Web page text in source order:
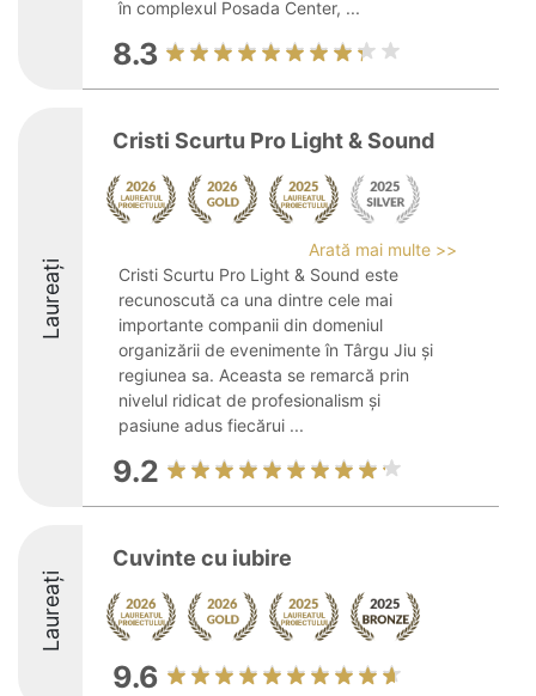
în complexul Posada Center, ...
8.3
Laureați
Cristi Scurtu Pro Light & Sound
Arată mai multe >>
Cristi Scurtu Pro Light & Sound este
recunoscută ca una dintre cele mai
importante companii din domeniul
organizării de evenimente în Târgu Jiu și
regiunea sa. Aceasta se remarcă prin
nivelul ridicat de profesionalism și
pasiune adus fiecărui ...
9.2
Laureați
Cuvinte cu iubire
9.6